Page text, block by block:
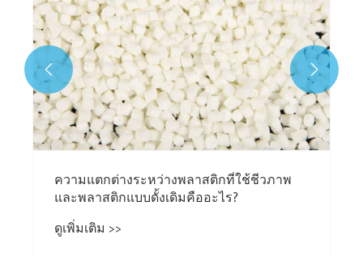
ความแตกต่างระหว่างพลาสติกที่ใช้ชีวภาพ
และพลาสติกแบบดั้งเดิมคืออะไร?
ดูเพิ่มเติม >>
 